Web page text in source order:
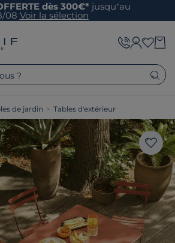
dès 300€* jusqu’au
08 Voir la sélection
?
de jardin > Tables d'extérieur